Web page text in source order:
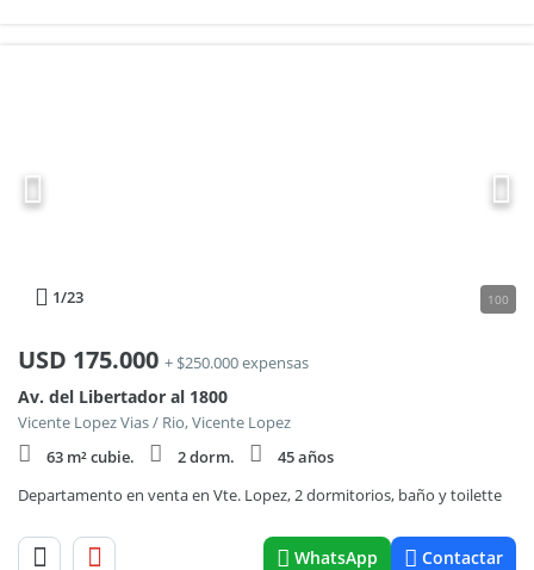
1/23 100
USD 175.000 + $250.000 expensas
Av. del Libertador al 1800
Vicente Lopez Vias / Rio, Vicente Lopez
63 m² cubie.
2 dorm.
45 años
Departamento en venta en Vte. Lopez, 2 dormitorios, baño y toilette
WhatsApp Contactar